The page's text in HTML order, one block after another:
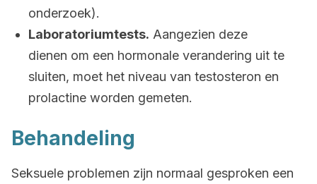
onderzoek).
Laboratoriumtests. Aangezien deze
dienen om een hormonale verandering uit te
sluiten, moet het niveau van testosteron en
prolactine worden gemeten.
Behandeling
Seksuele problemen zijn normaal gesproken een